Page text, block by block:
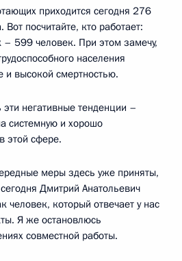
приходится сегодня 276
посчитайте, кто работает:
– 599 человек. При этом замечу,
населения
и высокой смертностью.
негативные тенденции –
системную и хорошо
этой сфере.
меры здесь уже приняты,
Дмитрий Анатольевич
человек, который отвечает у нас
Я же остановлюсь
совместной работы.